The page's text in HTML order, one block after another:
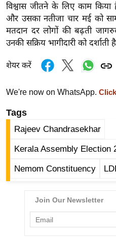
हि
त्य
ज
ग
टो
र्ल्ड
न्यू
ज
फ
विश्वास जीतने के लिए काम
और उसका नतीजा चार मई को
मतदान दर लोगों की बढ़ती
उनकी सक्रिय भागीदारी को दर्शाती
शेयर करें
We're now on WhatsApp.
Tags
Rajeev Chandrasekhar
Kerala Assembly Election
Nemom Constituency